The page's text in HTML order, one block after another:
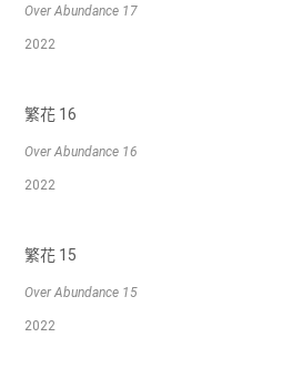
Over Abundance 17
2022
繁花 16
Over Abundance 16
2022
繁花 15
Over Abundance 15
2022